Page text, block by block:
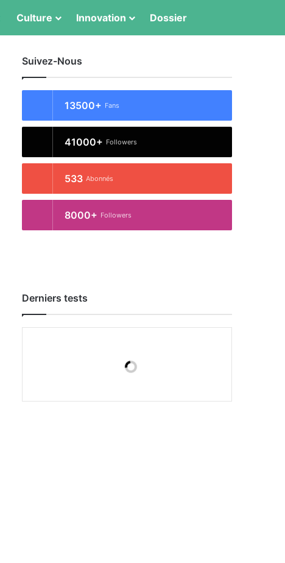
Culture Innovation Dossier
Suivez-Nous
13500+ Fans
41000+ Followers
533 Abonnés
8000+ Followers
Derniers tests